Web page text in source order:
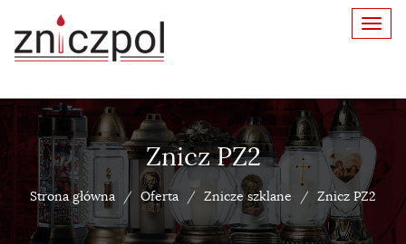
Znicz PZ2
Strona główna Oferta Znicze szklane Znicz PZ2